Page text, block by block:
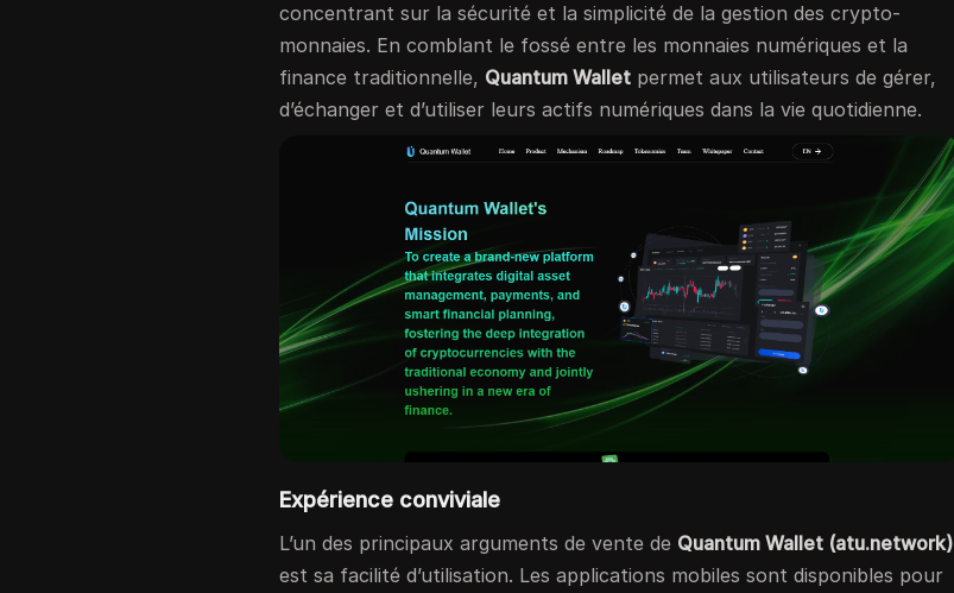
concentrant sur la sécurité et la simplicité de la gestion des crypto-
monnaies. En comblant le fossé entre les monnaies numériques et la
finance traditionnelle, Quantum Wallet permet aux utilisateurs de gérer,
d’échanger et d’utiliser leurs actifs numériques dans la vie quotidienne.
Expérience conviviale
L’un des principaux arguments de vente de Quantum Wallet (atu.network)
est sa facilité d’utilisation. Les applications mobiles sont disponibles pour